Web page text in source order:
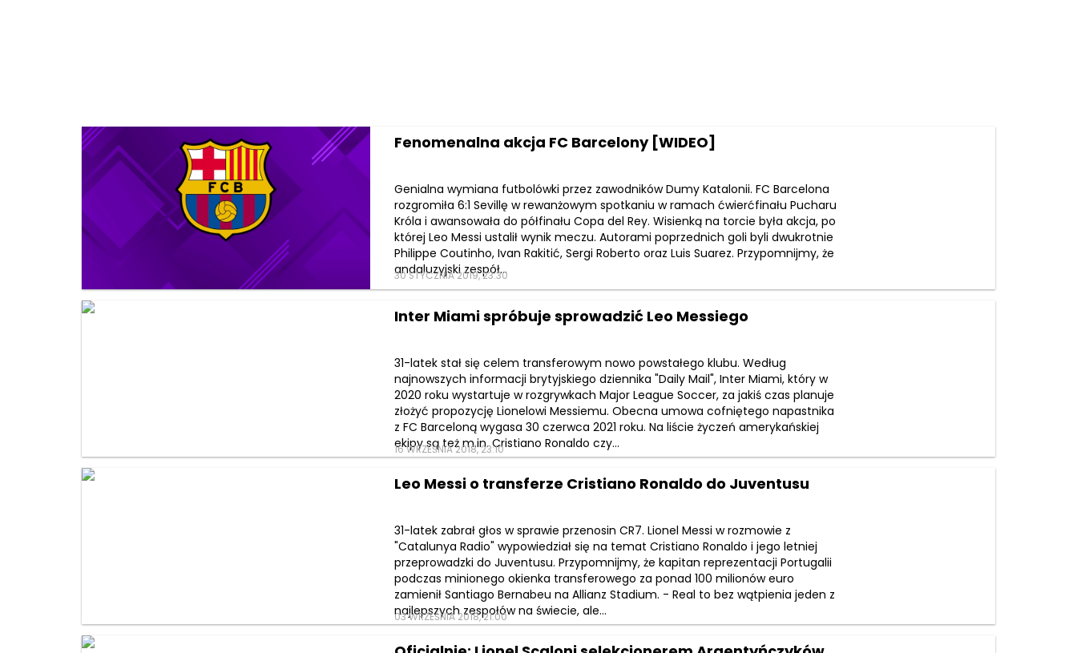
Fenomenalna akcja FC Barcelony [WIDEO]
Genialna wymiana futbolówki przez zawodników Dumy Katalonii. FC Barcelona
rozgromiła 6:1 Sevillę w rewanżowym spotkaniu w ramach ćwierćfinału Pucharu
Króla i awansowała do półfinału Copa del Rey. Wisienką na torcie była akcja, po
której Leo Messi ustalił wynik meczu. Autorami poprzednich goli byli dwukrotnie
Philippe Coutinho, Ivan Rakitić, Sergi Roberto oraz Luis Suarez. Przypomnijmy, że
andaluzyjski zespół...
30 STYCZNIA 2019, 23:30
Inter Miami spróbuje sprowadzić Leo Messiego
31-latek stał się celem transferowym nowo powstałego klubu. Według
najnowszych informacji brytyjskiego dziennika "Daily Mail", Inter Miami, który w
2020 roku wystartuje w rozgrywkach Major League Soccer, za jakiś czas planuje
złożyć propozycję Lionelowi Messiemu. Obecna umowa cofniętego napastnika
z FC Barceloną wygasa 30 czerwca 2021 roku. Na liście życzeń amerykańskiej
ekipy są też m.in. Cristiano Ronaldo czy...
16 WRZEŚNIA 2018, 23:10
Leo Messi o transferze Cristiano Ronaldo do Juventusu
31-latek zabrał głos w sprawie przenosin CR7. Lionel Messi w rozmowie z
"Catalunya Radio" wypowiedział się na temat Cristiano Ronaldo i jego letniej
przeprowadzki do Juventusu. Przypomnijmy, że kapitan reprezentacji Portugalii
podczas minionego okienka transferowego za ponad 100 milionów euro
zamienił Santiago Bernabeu na Allianz Stadium. - Real to bez wątpienia jeden z
najlepszych zespołów na świecie, ale...
03 WRZEŚNIA 2018, 21:00